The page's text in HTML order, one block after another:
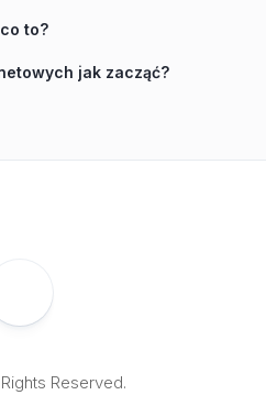
to?
jak zacząć?
Reserved.